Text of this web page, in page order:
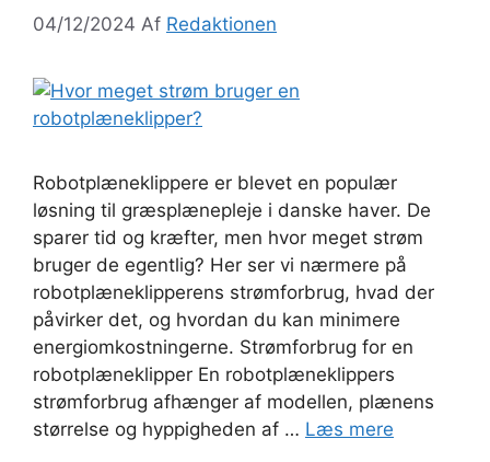
04/12/2024 Af Redaktionen
Robotplæneklippere er blevet en populær
løsning til græsplænepleje i danske haver. De
sparer tid og kræfter, men hvor meget strøm
bruger de egentlig? Her ser vi nærmere på
robotplæneklipperens strømforbrug, hvad der
påvirker det, og hvordan du kan minimere
energiomkostningerne. Strømforbrug for en
robotplæneklipper En robotplæneklippers
strømforbrug afhænger af modellen, plænens
størrelse og hyppigheden af … Læs mere